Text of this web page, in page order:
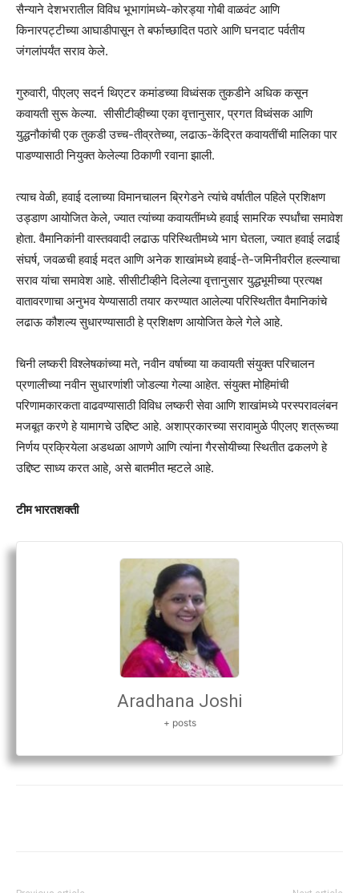
सैन्याने देशभरातील विविध भूभागांमध्ये-कोरड्या गोबी वाळवंट आणि
किनारपट्टीच्या आघाडीपासून ते बर्फाच्छादित पठारे आणि घनदाट पर्वतीय
जंगलांपर्यंत सराव केले.
गुरुवारी, पीएलए सदर्न थिएटर कमांडच्या विध्वंसक तुकडीने अधिक कसून
कवायती सुरू केल्या. सीसीटीव्हीच्या एका वृत्तानुसार, प्रगत विध्वंसक आणि
युद्धनौकांची एक तुकडी उच्च-तीव्रतेच्या, लढाऊ-केंद्रित कवायतींची मालिका पार
पाडण्यासाठी नियुक्त केलेल्या ठिकाणी रवाना झाली.
त्याच वेळी, हवाई दलाच्या विमानचालन ब्रिगेडने त्यांचे वर्षातील पहिले प्रशिक्षण
उड्डाण आयोजित केले, ज्यात त्यांच्या कवायतींमध्ये हवाई सामरिक स्पर्धांचा समावेश
होता. वैमानिकांनी वास्तववादी लढाऊ परिस्थितीमध्ये भाग घेतला, ज्यात हवाई लढाई
संघर्ष, जवळची हवाई मदत आणि अनेक शाखांमध्ये हवाई-ते-जमिनीवरील हल्ल्याचा
सराव यांचा समावेश आहे. सीसीटीव्हीने दिलेल्या वृत्तानुसार युद्धभूमीच्या प्रत्यक्ष
वातावरणाचा अनुभव येण्यासाठी तयार करण्यात आलेल्या परिस्थितीत वैमानिकांचे
लढाऊ कौशल्य सुधारण्यासाठी हे प्रशिक्षण आयोजित केले गेले आहे.
चिनी लष्करी विश्लेषकांच्या मते, नवीन वर्षाच्या या कवायती संयुक्त परिचालन
प्रणालीच्या नवीन सुधारणांशी जोडल्या गेल्या आहेत. संयुक्त मोहिमांची
परिणामकारकता वाढवण्यासाठी विविध लष्करी सेवा आणि शाखांमध्ये परस्परावलंबन
मजबूत करणे हे यामागचे उद्दिष्ट आहे. अशाप्रकारच्या सरावामुळे पीएलए शत्रूच्या
निर्णय प्रक्रियेला अडथळा आणणे आणि त्यांना गैरसोयीच्या स्थितीत ढकलणे हे
उद्दिष्ट साध्य करत आहे, असे बातमीत म्हटले आहे.
टीम भारतशक्ती
Aradhana Joshi
+ posts